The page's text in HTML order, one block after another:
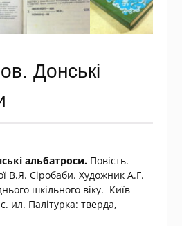
Донські
альбатроси. Повість.
В.Я. Сіробаби. Художник А.Г.
шкільного віку. Київ
ил. Палiтурка: тверда,